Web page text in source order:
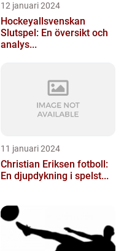
12 januari 2024
Hockeyallsvenskan
Slutspel: En översikt och
analys...
11 januari 2024
Christian Eriksen fotboll:
En djupdykning i spelst...